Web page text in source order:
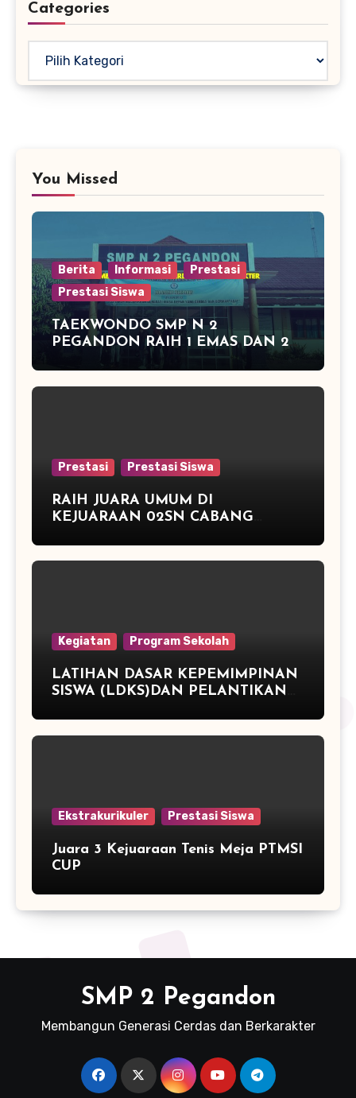
Categories
You Missed
Berita Informasi
Prestasi
Prestasi Siswa
TAEKWONDO SMP N 2
PEGANDON RAIH 1 EMAS DAN 2
PERAK DI KAPOLRES CUP
KENDAL 2016
Prestasi Prestasi Siswa
RAIH JUARA UMUM DI
KEJUARAAN 02SN CABANG
MEJA
Kegiatan Program Sekolah
LATIHAN DASAR KEPEMIMPINAN
SISWA (LDKS)DAN PELANTIKAN
2015/2016 SMP NEGERI 2
Ekstrakurikuler Prestasi Siswa
Juara 3 Kejuaraan Tenis Meja PTMSI
CUP
SMP 2 Pegandon
Membangun Generasi Cerdas dan Berkarakter